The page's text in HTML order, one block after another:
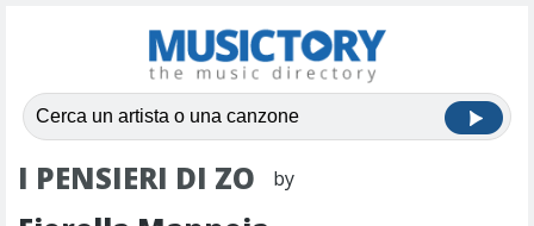
I PENSIERI DI ZO by